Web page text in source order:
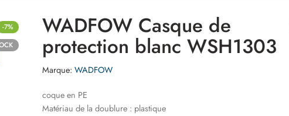
-7%
WADFOW Casque de
protection blanc WSH1303
Marque: WADFOW
coque en PE
Matériau de la doublure : plastique